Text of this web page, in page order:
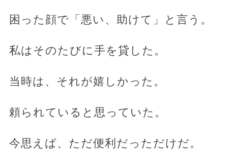
困った顔で「悪い、助けて」と言う。
私はそのたびに手を貸した。
当時は、それが嬉しかった。
頼られていると思っていた。
今思えば、ただ便利だっただけだ。